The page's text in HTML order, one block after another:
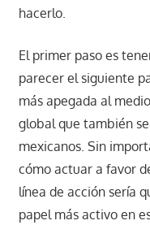
hacerlo.
El primer paso es
parecer el siguiente
más apegada al
global que también
mexicanos. Sin
cómo actuar a favor
línea de acción sería
papel más activo en